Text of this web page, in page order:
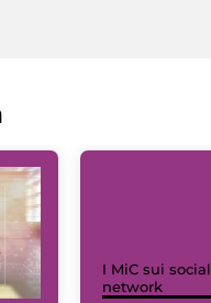
I MiC sui social
network